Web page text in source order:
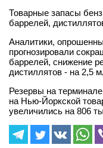
Товарные запасы
баррелей,
Аналитики,
прогнозировали
баррелей, снижение
дистиллятов - на 2,5
Резервы на
на Нью-Йоркской
увеличились на 806